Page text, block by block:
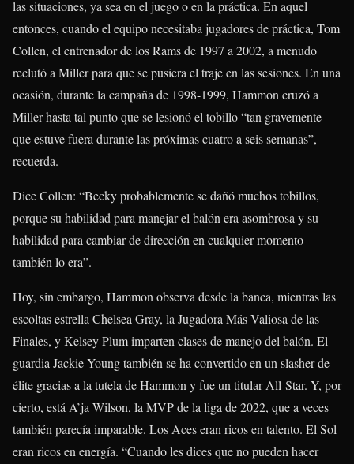
las situaciones, ya sea en el juego o en la práctica. En aquel
entonces, cuando el equipo necesitaba jugadores de práctica, Tom
Collen, el entrenador de los Rams de 1997 a 2002, a menudo
reclutó a Miller para que se pusiera el traje en las sesiones. En una
ocasión, durante la campaña de 1998-1999, Hammon cruzó a
Miller hasta tal punto que se lesionó el tobillo “tan gravemente
que estuve fuera durante las próximas cuatro a seis semanas”,
recuerda.
Dice Collen: “Becky probablemente se dañó muchos tobillos,
porque su habilidad para manejar el balón era asombrosa y su
habilidad para cambiar de dirección en cualquier momento
también lo era”.
Hoy, sin embargo, Hammon observa desde la banca, mientras las
escoltas estrella Chelsea Gray, la Jugadora Más Valiosa de las
Finales, y Kelsey Plum imparten clases de manejo del balón. El
guardia Jackie Young también se ha convertido en un slasher de
élite gracias a la tutela de Hammon y fue un titular All-Star. Y, por
cierto, está A’ja Wilson, la MVP de la liga de 2022, que a veces
también parecía imparable. Los Aces eran ricos en talento. El Sol
eran ricos en energía. “Cuando les dices que no pueden hacer